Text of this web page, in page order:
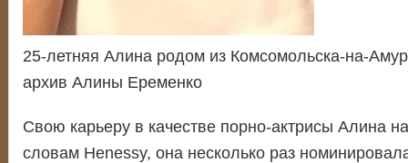
25-летняя Алина родом из Комсомольска-на-
архив Алины Еременко
Свою карьеру в качестве порно-актрисы Алина
словам Henessy, она несколько раз